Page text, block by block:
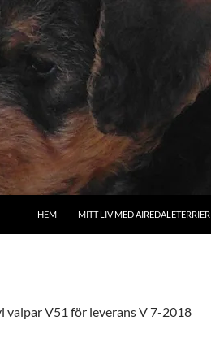
HEM MITT LIV MED AIREDALETERRIER
valpar V51 för leverans V 7-2018